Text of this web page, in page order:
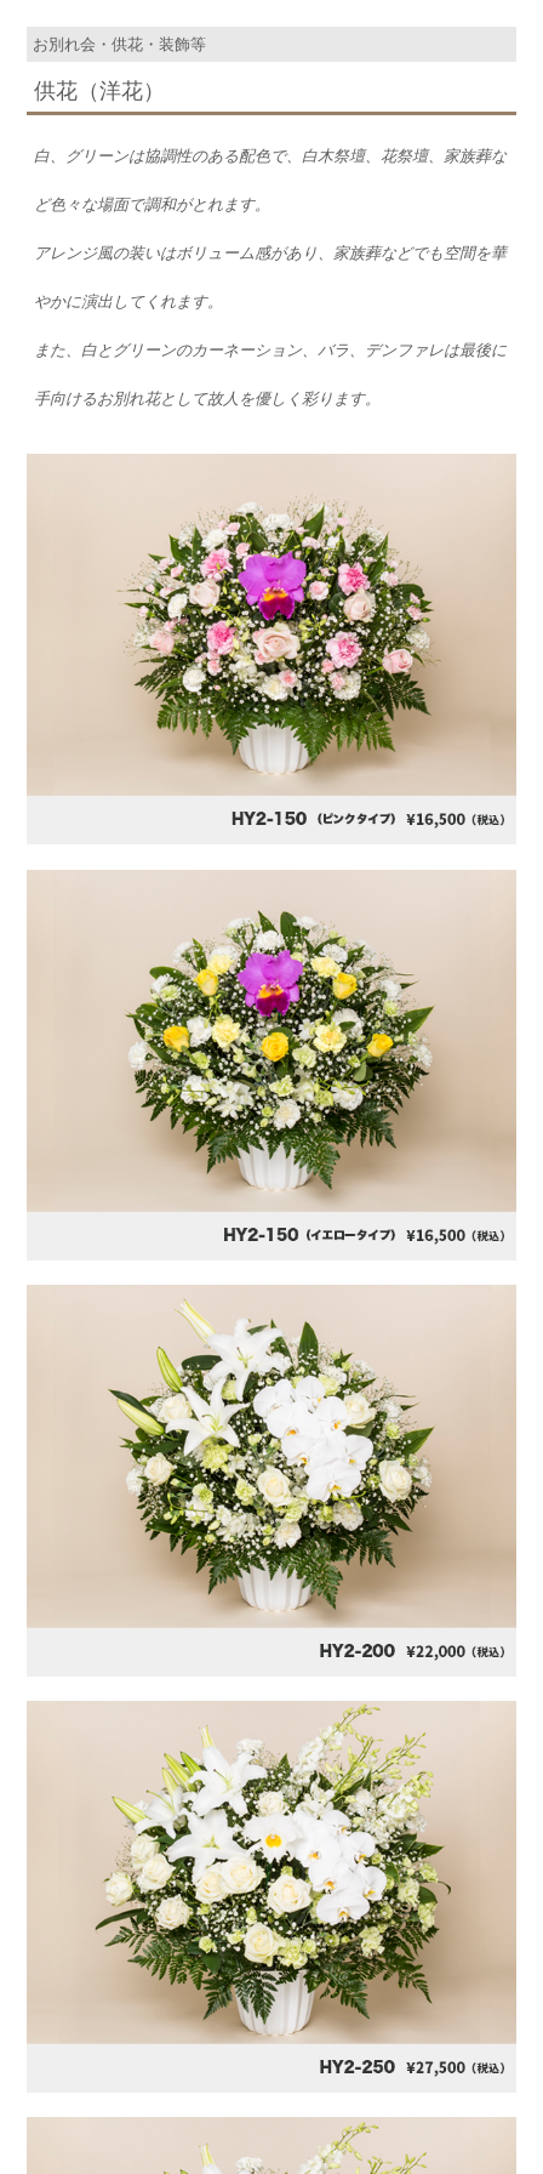
お別れ会・供花・装飾等
供花（洋花）
白、グリーンは協調性のある配色で、白木祭壇、花祭壇、家族葬な
ど色々な場面で調和がとれます。
アレンジ風の装いはボリューム感があり、家族葬などでも空間を華
やかに演出してくれます。
また、白とグリーンのカーネーション、バラ、デンファレは最後に
手向けるお別れ花として故人を優しく彩ります。